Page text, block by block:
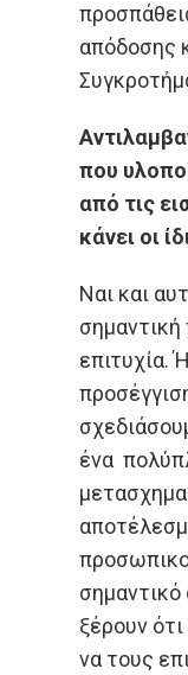
απόδοσης
που
από τις
κάνει οι
Ναι και
σημαντική
επιτυχία.
ένα
σημαντικό
ξέρουν
να τους